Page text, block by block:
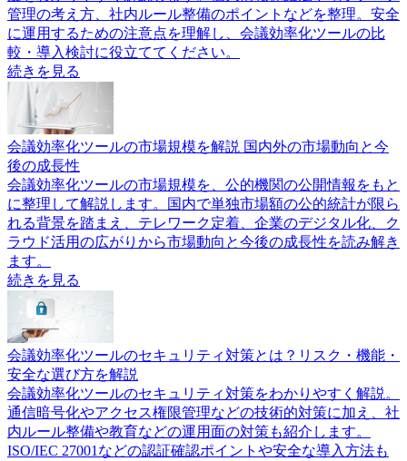
管理の考え方、社内ルール整備のポイントなどを整理。安全
に運用するための注意点を理解し、会議効率化ツールの比
較・導入検討に役立ててください。
続きを見る
会議効率化ツールの市場規模を解説 国内外の市場動向と今
後の成長性
会議効率化ツールの市場規模を、公的機関の公開情報をもと
に整理して解説します。国内で単独市場額の公的統計が限ら
れる背景を踏まえ、テレワーク定着、企業のデジタル化、ク
ラウド活用の広がりから市場動向と今後の成長性を読み解き
ます。
続きを見る
会議効率化ツールのセキュリティ対策とは？リスク・機能・
安全な選び方を解説
会議効率化ツールのセキュリティ対策をわかりやすく解説。
通信暗号化やアクセス権限管理などの技術的対策に加え、社
内ルール整備や教育などの運用面の対策も紹介します。
ISO/IEC 27001などの認証確認ポイントや安全な導入方法も